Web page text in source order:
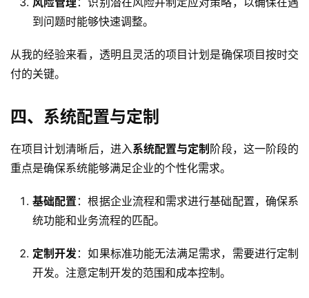
到问题时能够快速调整。
从我的经验来看，透明且灵活的项目计划是确保项目按时交
付的关键。
四、系统配置与定制
在项目计划清晰后，进入系统配置与定制 阶段，这一阶段的
重点是确保系统能够满足企业的个性化需求。
基础配置 ：根据企业流程和需求进行基础配置，确保系
统功能和业务流程的匹配。
定制开发：如果标准功能无法满足需求，需要进行定制
开发。注意定制开发的范围和成本控制。